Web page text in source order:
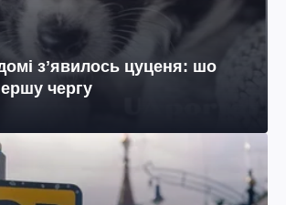
зʼявилось цуценя: шо
чергу